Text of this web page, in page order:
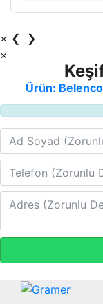
× ❮
❯
×
Ürün: